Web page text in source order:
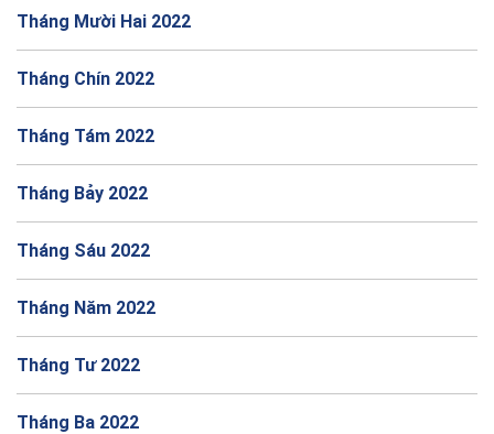
Tháng Mười Hai 2022
Tháng Chín 2022
Tháng Tám 2022
Tháng Bảy 2022
Tháng Sáu 2022
Tháng Năm 2022
Tháng Tư 2022
Tháng Ba 2022